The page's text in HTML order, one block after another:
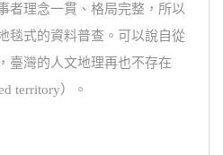
者理念一貫、格局完整，所以
毯式的資料普查。可以說自從
臺灣的人文地理再也不存在
territory）。